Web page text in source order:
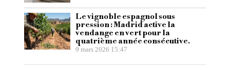
Le vignoble espagnol sous
pression : Madrid active la
vendange en vert pour la
quatrième année consécutive.
9 mars 2026 15:47